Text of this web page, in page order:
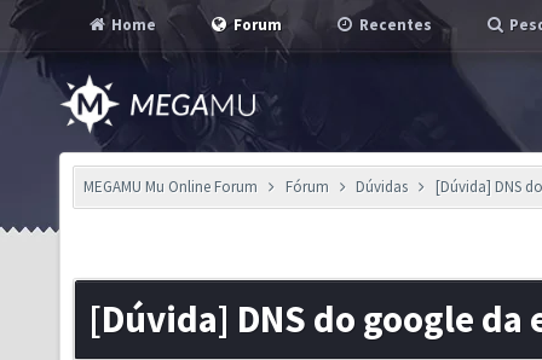
Home Forum Recentes
MEGAMU Mu Online Forum Fórum Dúvidas [Dúvida] DNS
[Dúvida] DNS do google